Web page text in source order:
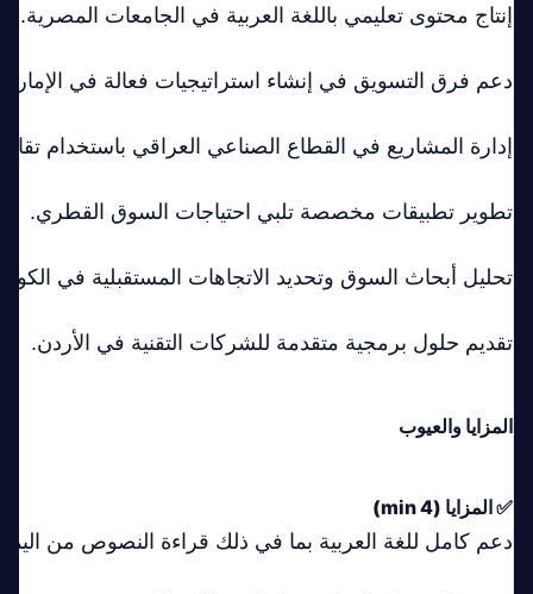
إنتاج محتوى تعليمي باللغة العربية في الجامعات المصرية.
دعم فرق التسويق في إنشاء استراتيجيات فعالة في
إدارة المشاريع في القطاع الصناعي العراقي باستخدام
تطوير تطبيقات مخصصة تلبي احتياجات السوق القطري.
تحليل أبحاث السوق وتحديد الاتجاهات المستقبلية في
تقديم حلول برمجية متقدمة للشركات التقنية في الأردن.
المزايا والعيوب
✅ المزايا (min 4)
دعم كامل للغة العربية بما في ذلك قراءة النصوص من